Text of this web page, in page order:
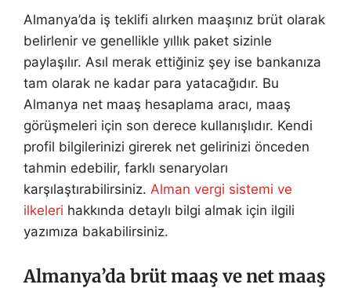
Almanya’da iş teklifi alırken maaşınız brüt olarak
belirlenir ve genellikle yıllık paket sizinle
paylaşılır. Asıl merak ettiğiniz şey ise bankanıza
tam olarak ne kadar para yatacağıdır. Bu
Almanya net maaş hesaplama aracı, maaş
görüşmeleri için son derece kullanışlıdır. Kendi
profil bilgilerinizi girerek net gelirinizi önceden
tahmin edebilir, farklı senaryoları
karşılaştırabilirsiniz. Alman vergi sistemi ve
ilkeleri hakkında detaylı bilgi almak için ilgili
yazımıza bakabilirsiniz.
Almanya’da brüt maaş ve net maaş